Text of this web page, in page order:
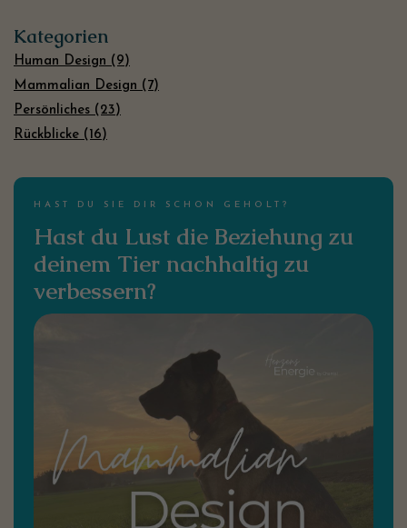
Kategorien
Human Design (9)
Mammalian Design (7)
Persönliches (23)
Rückblicke (16)
HAST DU SIE DIR SCHON GEHOLT?
Hast du Lust die Beziehung zu
deinem Tier nachhaltig zu
verbessern?